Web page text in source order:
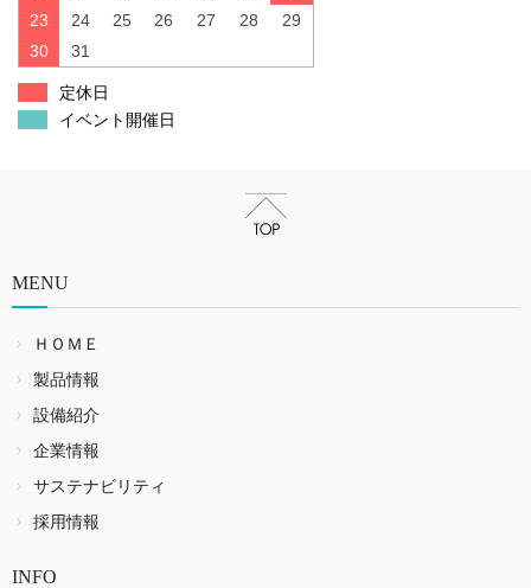
23
24 25 26 27 28
29
30
31
定休日
イベント開催日
MENU
ＨＯＭＥ
製品情報
設備紹介
企業情報
サステナビリティ
採用情報
INFO